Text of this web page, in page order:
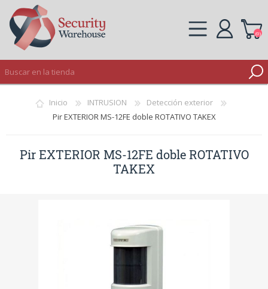
INICIAR SESIÓN
(0)
Inicio INTRUSION
Detección exterior
Pir EXTERIOR MS-12FE doble ROTATIVO TAKEX
Pir EXTERIOR MS-12FE doble ROTATIVO
TAKEX